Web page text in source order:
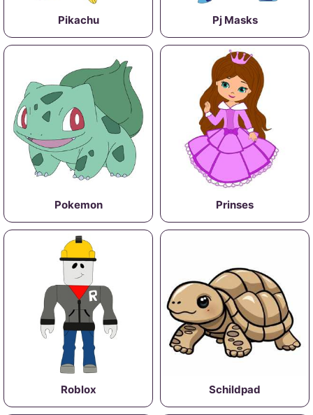
Pikachu Pj Masks
Pokemon Prinses
Roblox Schildpad